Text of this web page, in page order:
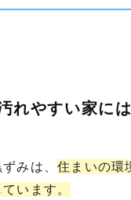
れやすい家に
みは、住まいの環
います。